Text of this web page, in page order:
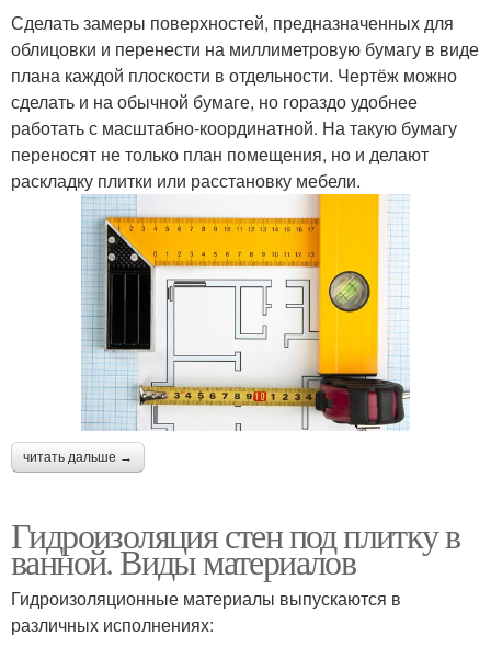
Сделать замеры поверхностей, предназначенных для
облицовки и перенести на миллиметровую бумагу в виде
плана каждой плоскости в отдельности. Чертёж можно
сделать и на обычной бумаге, но гораздо удобнее
работать с масштабно-координатной. На такую бумагу
переносят не только план помещения, но и делают
раскладку плитки или расстановку мебели.
читать дальше →
Гидроизоляция стен под плитку в
ванной. Виды материалов
Гидроизоляционные материалы выпускаются в
различных исполнениях: